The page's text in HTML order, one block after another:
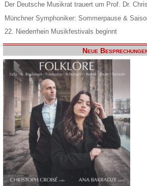
Der Deutsche Musikrat trauert um Prof. Dr.
Münchner Symphoniker: Sommerpause &
22. Niederrhein Musikfestivals beginnt
Neue